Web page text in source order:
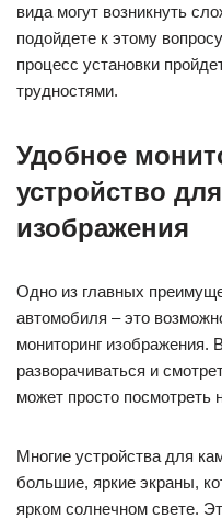
вида могут возникнуть
подойдете к этому
процесс установки
трудностями.
Удобное
устройство
изображения
Одно из главных
автомобиля – это
мониторинг изображения.
разворачиваться и
может просто посмотреть
Многие устройства для
большие, яркие экраны,
ярком солнечном свете.